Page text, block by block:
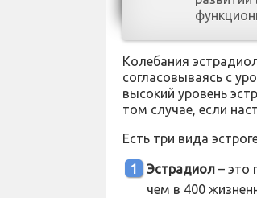
Колебания
согласовываясь с
высокий уровень
том случае, если
Есть три вида
Эстрадиол – это
чем в 400